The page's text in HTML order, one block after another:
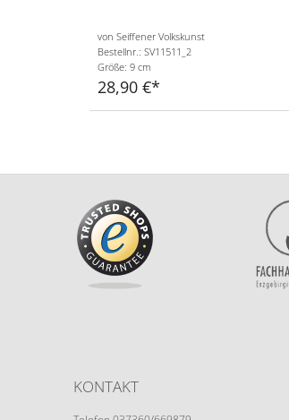
von Seiffener Volkskunst
Bestellnr.: SV11511_2
Größe: 9 cm
28,90 €
KONTAKT